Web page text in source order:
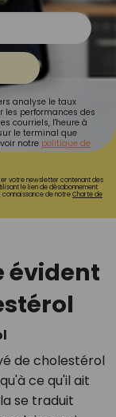
analyse le taux
les performances des
courriels, l'heure à
le terminal que
notre politique de
votre newsletter contenant des
le lien de désabonnement
de notreCharte de
évident
de cholestérol
ce qu'il ait
se traduit